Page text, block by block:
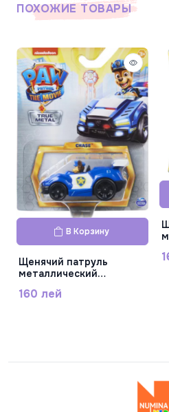
ПОХОЖИЕ ТОВАРЫ
В Корзину
Щенячий патруль
металлический
фильма масштаб 1:55.
160 лей